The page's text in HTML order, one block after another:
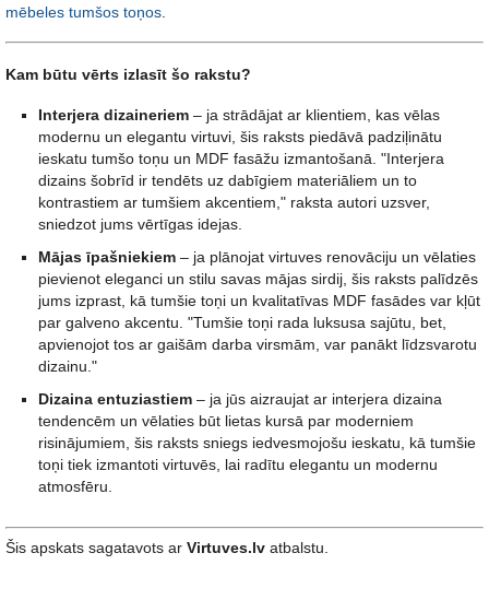
mēbeles tumšos toņos
Kam būtu vērts izlasīt šo rakstu?
Interjera dizaineriem – ja strādājat ar klientiem, kas vēlas
modernu un elegantu virtuvi, šis raksts piedāvā padziļinātu
ieskatu tumšo toņu un MDF fasāžu izmantošanā. "Interjera
dizains šobrīd ir tendēts uz dabīgiem materiāliem un to
kontrastiem ar tumšiem akcentiem," raksta autori uzsver,
sniedzot jums vērtīgas idejas.
Mājas īpašniekiem – ja plānojat virtuves renovāciju un vēlaties
pievienot eleganci un stilu savas mājas sirdij, šis raksts palīdzēs
jums izprast, kā tumšie toņi un kvalitatīvas MDF fasādes var kļūt
par galveno akcentu. "Tumšie toņi rada luksusa sajūtu, bet,
apvienojot tos ar gaišām darba virsmām, var panākt līdzsvarotu
dizainu."
Dizaina entuziastiem – ja jūs aizraujat ar interjera dizaina
tendencēm un vēlaties būt lietas kursā par moderniem
risinājumiem, šis raksts sniegs iedvesmojošu ieskatu, kā tumšie
toņi tiek izmantoti virtuvēs, lai radītu elegantu un modernu
atmosfēru.
Šis apskats sagatavots ar Virtuves.lv atbalstu.